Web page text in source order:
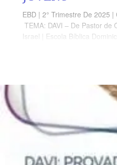
EBD | 2° Trimestre De 2025 |
TEMA: DAVI – De Pastor de
Israel | Escola Bíblica
Mical e Davi nos permite um
como a humildade de Davi e
casamento. LEITURA
5.5.6 A humildade do jovem